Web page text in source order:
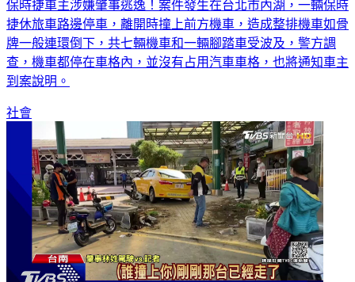
保時捷車主涉嫌肇事逃逸！案件發生在台北市內湖，一輛保時
捷休旅車路邊停車，離開時撞上前方機車，造成整排機車如骨
牌一般連環倒下，共七輛機車和一輛腳踏車受波及，警方調
查，機車都停在車格內，並沒有占用汽車車格，也將通知車主
到案說明。
社會